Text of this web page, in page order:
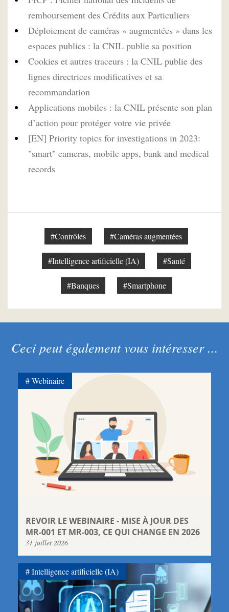
remboursement des Crédits aux Particuliers
Déploiement de caméras « augmentées » dans les
espaces publics : la CNIL publie sa position
Cookies et autres traceurs : la CNIL publie des
lignes directrices modificatives et sa
recommandation
Applications mobiles : la CNIL présente son plan
d’action pour protéger votre vie privée
[EN] Priority topics for investigations in 2023:
"smart" cameras, mobile apps, bank and medical
records
#Contrôles #Caméras augmentées
#Intelligence artificielle (IA) #Santé
#Banques #Smartphone
Ceci peut également vous intéresser ...
REVOIR LE WEBINAIRE - MISE À JOUR DES
MR-001 ET MR-003, CE QUI CHANGE EN 2026
31 juillet 2026
Webinaire
Intelligence artificielle (IA)